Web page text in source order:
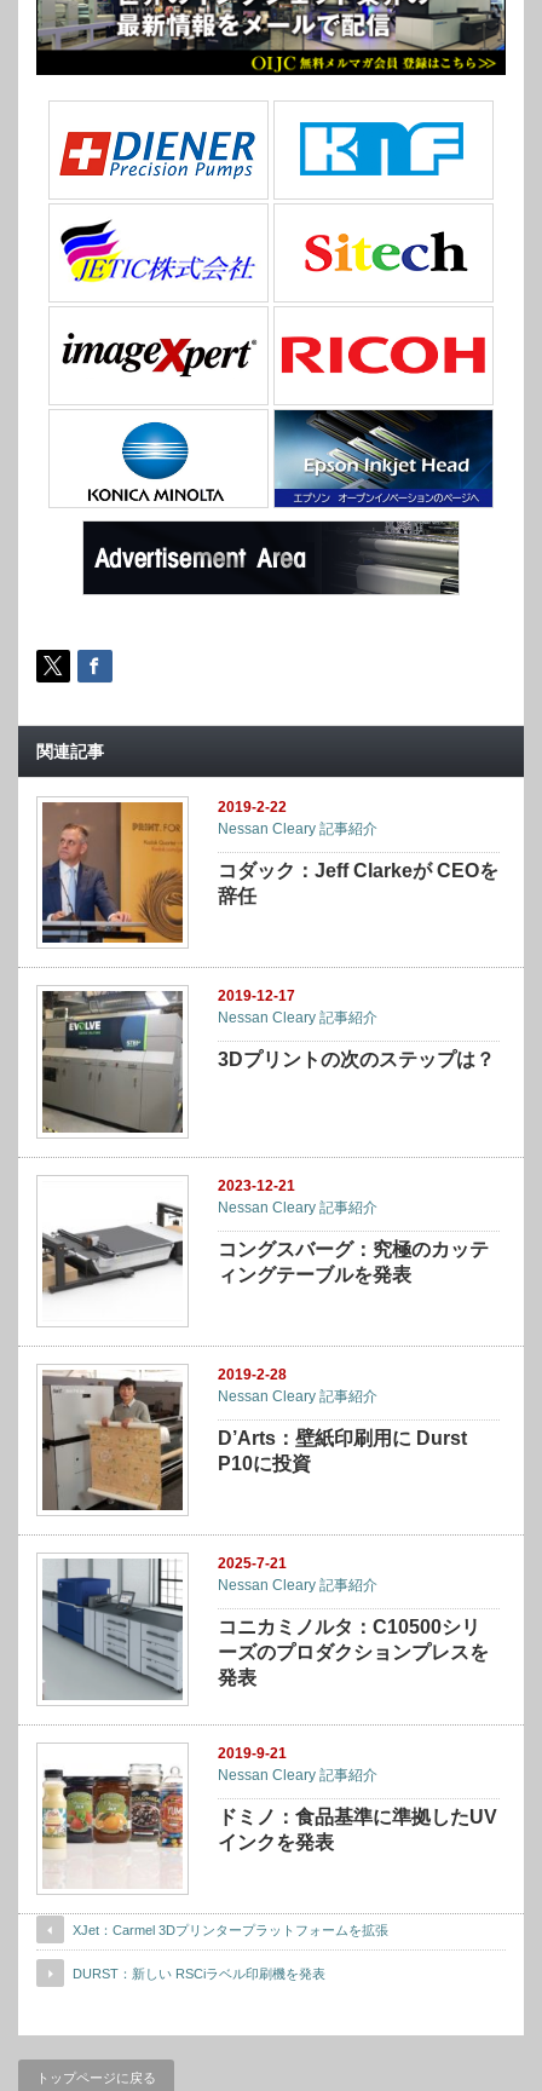
関連記事
2019-2-22
Nessan Cleary 記事紹介
コダック：Jeff Clarkeが CEOを
辞任
2019-12-17
Nessan Cleary 記事紹介
3Dプリントの次のステップは？
2023-12-21
Nessan Cleary 記事紹介
コングスバーグ：究極のカッテ
ィングテーブルを発表
2019-2-28
Nessan Cleary 記事紹介
D’Arts：壁紙印刷用に Durst
P10に投資
2025-7-21
Nessan Cleary 記事紹介
コニカミノルタ：C10500シリ
ーズのプロダクションプレスを
発表
2019-9-21
Nessan Cleary 記事紹介
ドミノ：食品基準に準拠したUV
インクを発表
XJet：Carmel 3Dプリンタープラットフォームを拡張
DURST：新しい RSCiラベル印刷機を発表
トップページに戻る